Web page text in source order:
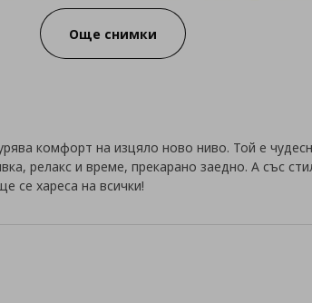
Още снимки
комфорт на изцяло ново ниво. Той е
релакс и време, прекарано заедно. А със
се хареса на всички!